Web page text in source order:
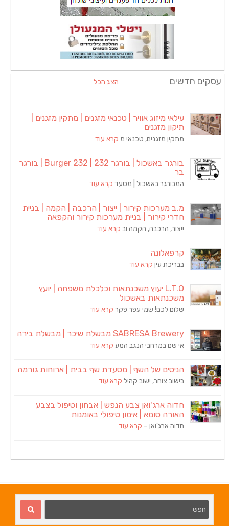
עסקים חדשים הצג הכל
עילאי מיזוג אוויר | טכנאי מזגנים | מתקין מזגנים |
תיקון מזגנים
מתקין מזגנים, טכנאי מ קרא עוד
בורגר באשכול | בורגר 232 | Burger 232 | בורגר
בר
המבורגר באשכול | מסעד קרא עוד
מ.ב מערכות קירור | ייצור | הרכבה | הקמה | בניית
חדרי קירור | בניית מערכות קירור והקפאה
ייצור, הרכבה, הקמה וב קרא עוד
קרפאלונה
בבריכת עין קרא עוד
L.T.O יעוץ משכנתאות וכלכלת משפחה | יועץ
משכנתאות באשכול
שלום לכם! שמי עפר פקר קרא עוד
SABRESA Brewery מבשלת שיכר | מבשלת בירה
אי שם במרחבי הנגב המע קרא עוד
הניסים של השף | מסעדת שף בבית | ארוחות גורמה
בישוב צוחר, ישוב קהיל קרא עוד
חדוה ארג'ואן צבע הנפש | אבחון וטיפול בצבע
האורה סומא | אימון טיפולי באומנות
חדוה ארג'ואן – קרא עוד